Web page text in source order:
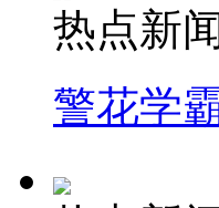
热点新
警花学